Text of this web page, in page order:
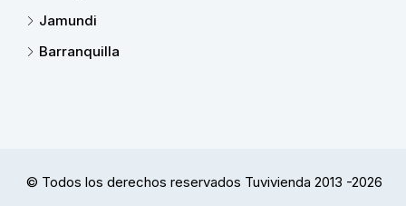
Jamundi
Barranquilla
© Todos los derechos reservados Tuvivienda 2013 -2026